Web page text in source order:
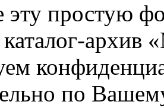
эту простую
каталог-архив
по